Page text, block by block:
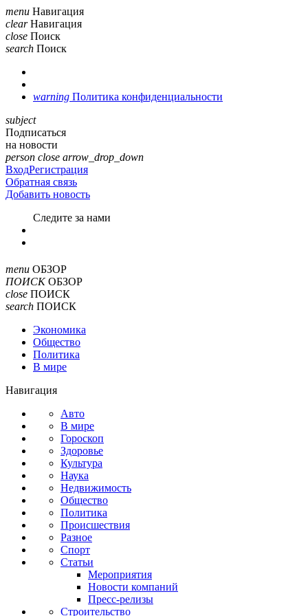
menu Навигация
clear Навигация
close Поиск
search Поиск
warning Политика конфиденциальности
subject
Подписаться
на новости
person close arrow_drop_down
ВходРегистрация
Обратная связь
Добавить новость
Cледите за нами
menu ОБЗОР
ПОИСК ОБЗОР
close ПОИСК
search ПОИСК
Экономика
Общество
Политика
В мире
Навигация
Авто
В мире
Гороскоп
Здоровье
Культура
Наука
Недвижимость
Общество
Политика
Происшествия
Разное
Спорт
Статьи
Мероприятия
Новости компаний
Пресс-релизы
Строительство